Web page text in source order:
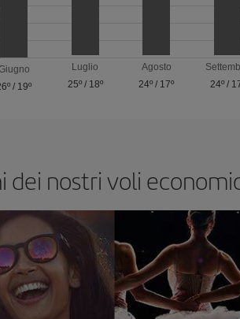
/ 19º
Luglio
25º/ 18º
Agosto
24º / 17º
24º/
nostri voli